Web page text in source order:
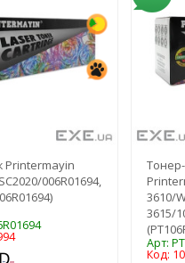
Printermayin
006R01694,
3610/
3615/
Арт:
Код: